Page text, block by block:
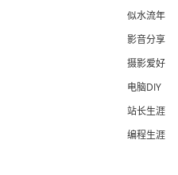
似水流年
影音分享
摄影爱好
电脑DIY
站长生涯
编程生涯